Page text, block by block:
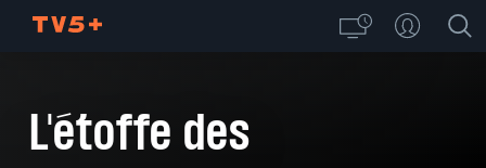
L'étoffe des